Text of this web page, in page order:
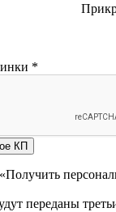
*
КП
переданы